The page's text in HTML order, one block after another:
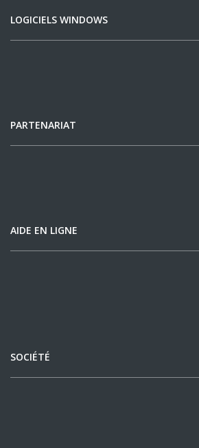
LOGICIELS WINDOWS
PARTENARIAT
AIDE EN LIGNE
SOCIÉTÉ